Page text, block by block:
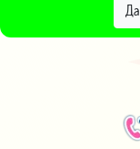
Да